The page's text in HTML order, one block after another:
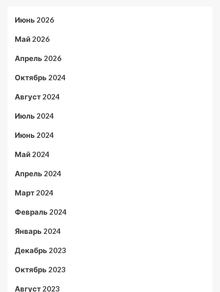
Июнь 2026
Май 2026
Апрель 2026
Октябрь 2024
Август 2024
Июль 2024
Июнь 2024
Май 2024
Апрель 2024
Март 2024
Февраль 2024
Январь 2024
Декабрь 2023
Октябрь 2023
Август 2023